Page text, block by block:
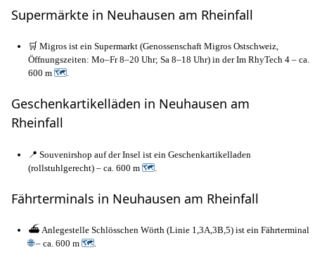
Supermärkte in Neuhausen am Rheinfall
🛒 Migros ist ein Supermarkt (Genossenschaft Migros Ostschweiz,
Öffnungszeiten: Mo–Fr 8–20 Uhr; Sa 8–18 Uhr) in der Im RhyTech 4 – ca.
600 m 🗺
Geschenkartikelläden in Neuhausen am
Rheinfall
📍 Souvenirshop auf der Insel ist ein Geschenkartikelladen
(rollstuhlgerecht) – ca. 600 m 🗺
Fährterminals in Neuhausen am Rheinfall
⛴️ Anlegestelle Schlösschen Wörth (Linie 1,3A,3B,5) ist ein Fährterminal
🌐– ca. 600 m 🗺.